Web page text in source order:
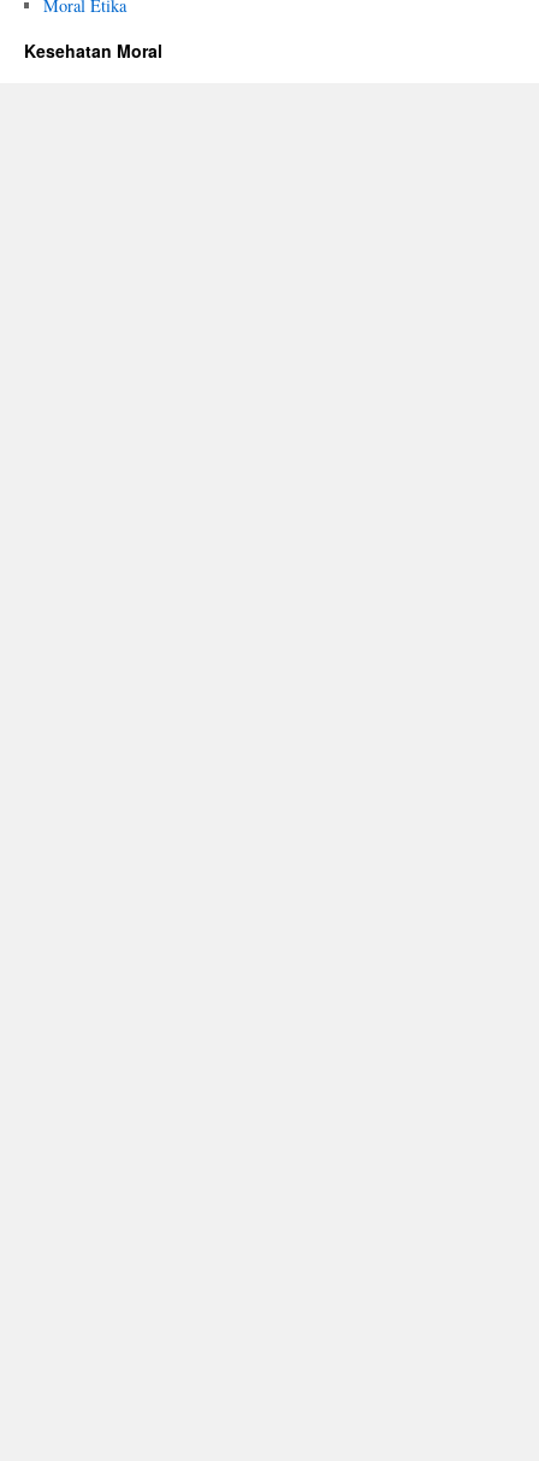
Moral Etika
Kesehatan Moral